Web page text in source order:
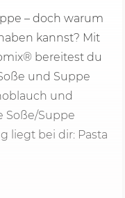
– doch warum
kannst? Mit
bereitest du
und Suppe
und
Soße/Suppe
liegt bei dir: Pasta